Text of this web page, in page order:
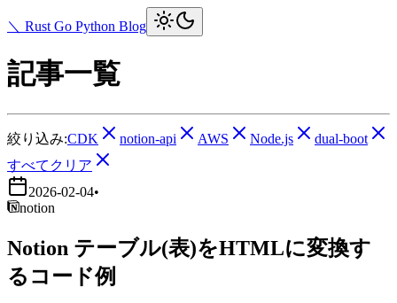
＼ Rust Go Python Blog
記事一覧
絞り込み:CDK notion-api AWS Node.js
dual-boot
すべてクリア
2026-02-04•
notion
Notion テーブル(表)をHTMLに変換す
るコード例